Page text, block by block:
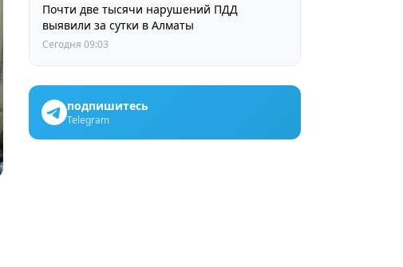
Почти две тысячи нарушений ПДД
выявили за сутки в Алматы
Сегодня 09:03
подпишитесь
Telegram